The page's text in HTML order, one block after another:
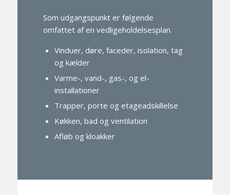
Som udgangspunkt er følgende
omfattet af en vedligeholdelsesplan.
Vinduer, døre, faceder, isolation, tag
og kælder
Varme-, vand-, gas-, og el-
installationer
Trapper, porte og etageadskillelse
Køkken, bad og ventilation
Afløb og kloakker